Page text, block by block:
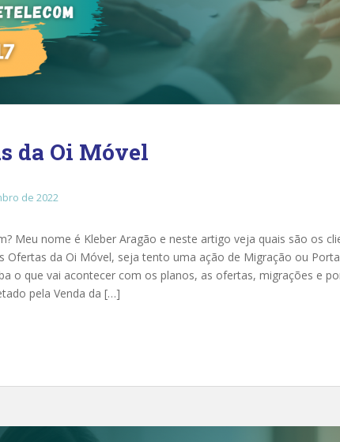
da Oi Móvel
de 2022
Meu nome é Kleber Aragão e neste artigo veja quais são os
Ofertas da Oi Móvel, seja tento uma ação de Migração ou
o que vai acontecer com os planos, as ofertas, migrações e
pela Venda da […]